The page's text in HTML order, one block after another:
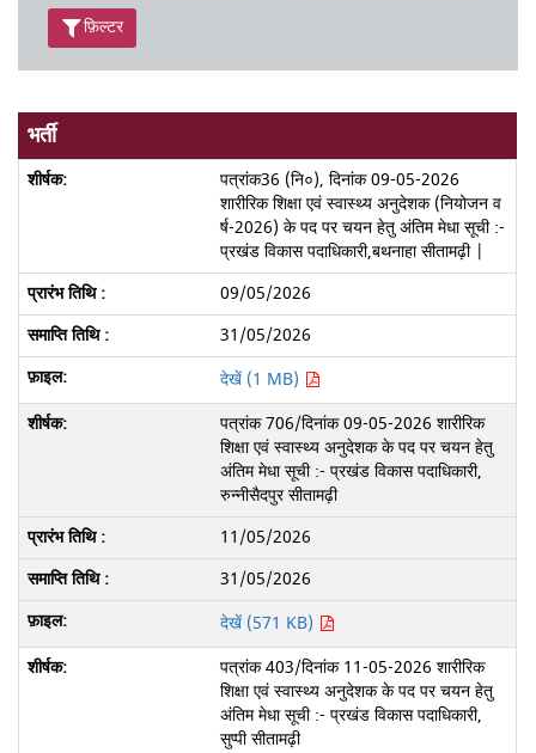
फ़िल्टर
भर्ती
पत्रांक36 (नि०), दिनांक 09-05-2026
शारीरिक शिक्षा एवं स्वास्थ्य अनुदेशक (नियोजन व
र्ष-2026) के पद पर चयन हेतु अंतिम मेधा सूची :-
प्रखंड विकास पदाधिकारी,बथनाहा सीतामढ़ी |
09/05/2026
31/05/2026
देखें (1 MB)
पत्रांक 706/दिनांक 09-05-2026 शारीरिक
शिक्षा एवं स्वास्थ्य अनुदेशक के पद पर चयन हेतु
अंतिम मेधा सूची :- प्रखंड विकास पदाधिकारी,
रुन्नीसैदपुर सीतामढ़ी
11/05/2026
31/05/2026
देखें (571 KB)
पत्रांक 403/दिनांक 11-05-2026 शारीरिक
शिक्षा एवं स्वास्थ्य अनुदेशक के पद पर चयन हेतु
अंतिम मेधा सूची :- प्रखंड विकास पदाधिकारी,
सुप्पी सीतामढ़ी